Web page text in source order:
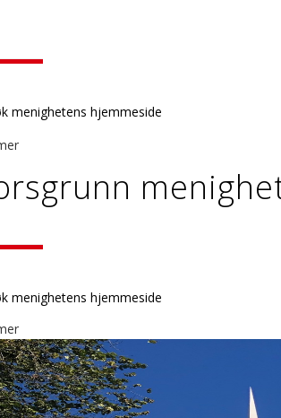
menighetens hjemmeside
menighetens hjemmeside